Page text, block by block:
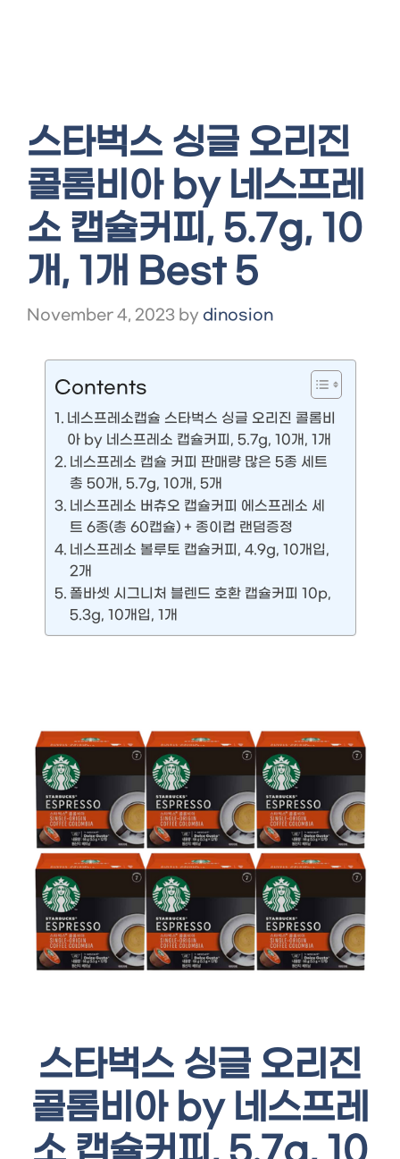
스타벅스 싱글 오리진
콜롬비아 by 네스프레
소 캡슐커피, 5.7g, 10
개, 1개 Best 5
November 4, 2023 by dinosion
Contents
네스프레소캡슐 스타벅스 싱글 오리진 콜롬비
아 by 네스프레소 캡슐커피, 5.7g, 10개, 1개
네스프레소 캡슐 커피 판매량 많은 5종 세트
총 50개, 5.7g, 10개, 5개
네스프레소 버츄오 캡슐커피 에스프레소 세
트 6종(총 60캡슐) + 종이컵 랜덤증정
네스프레소 볼루토 캡슐커피, 4.9g, 10개입,
2개
폴바셋 시그니처 블렌드 호환 캡슐커피 10p,
5.3g, 10개입, 1개
스타벅스 싱글 오리진
콜롬비아 by 네스프레